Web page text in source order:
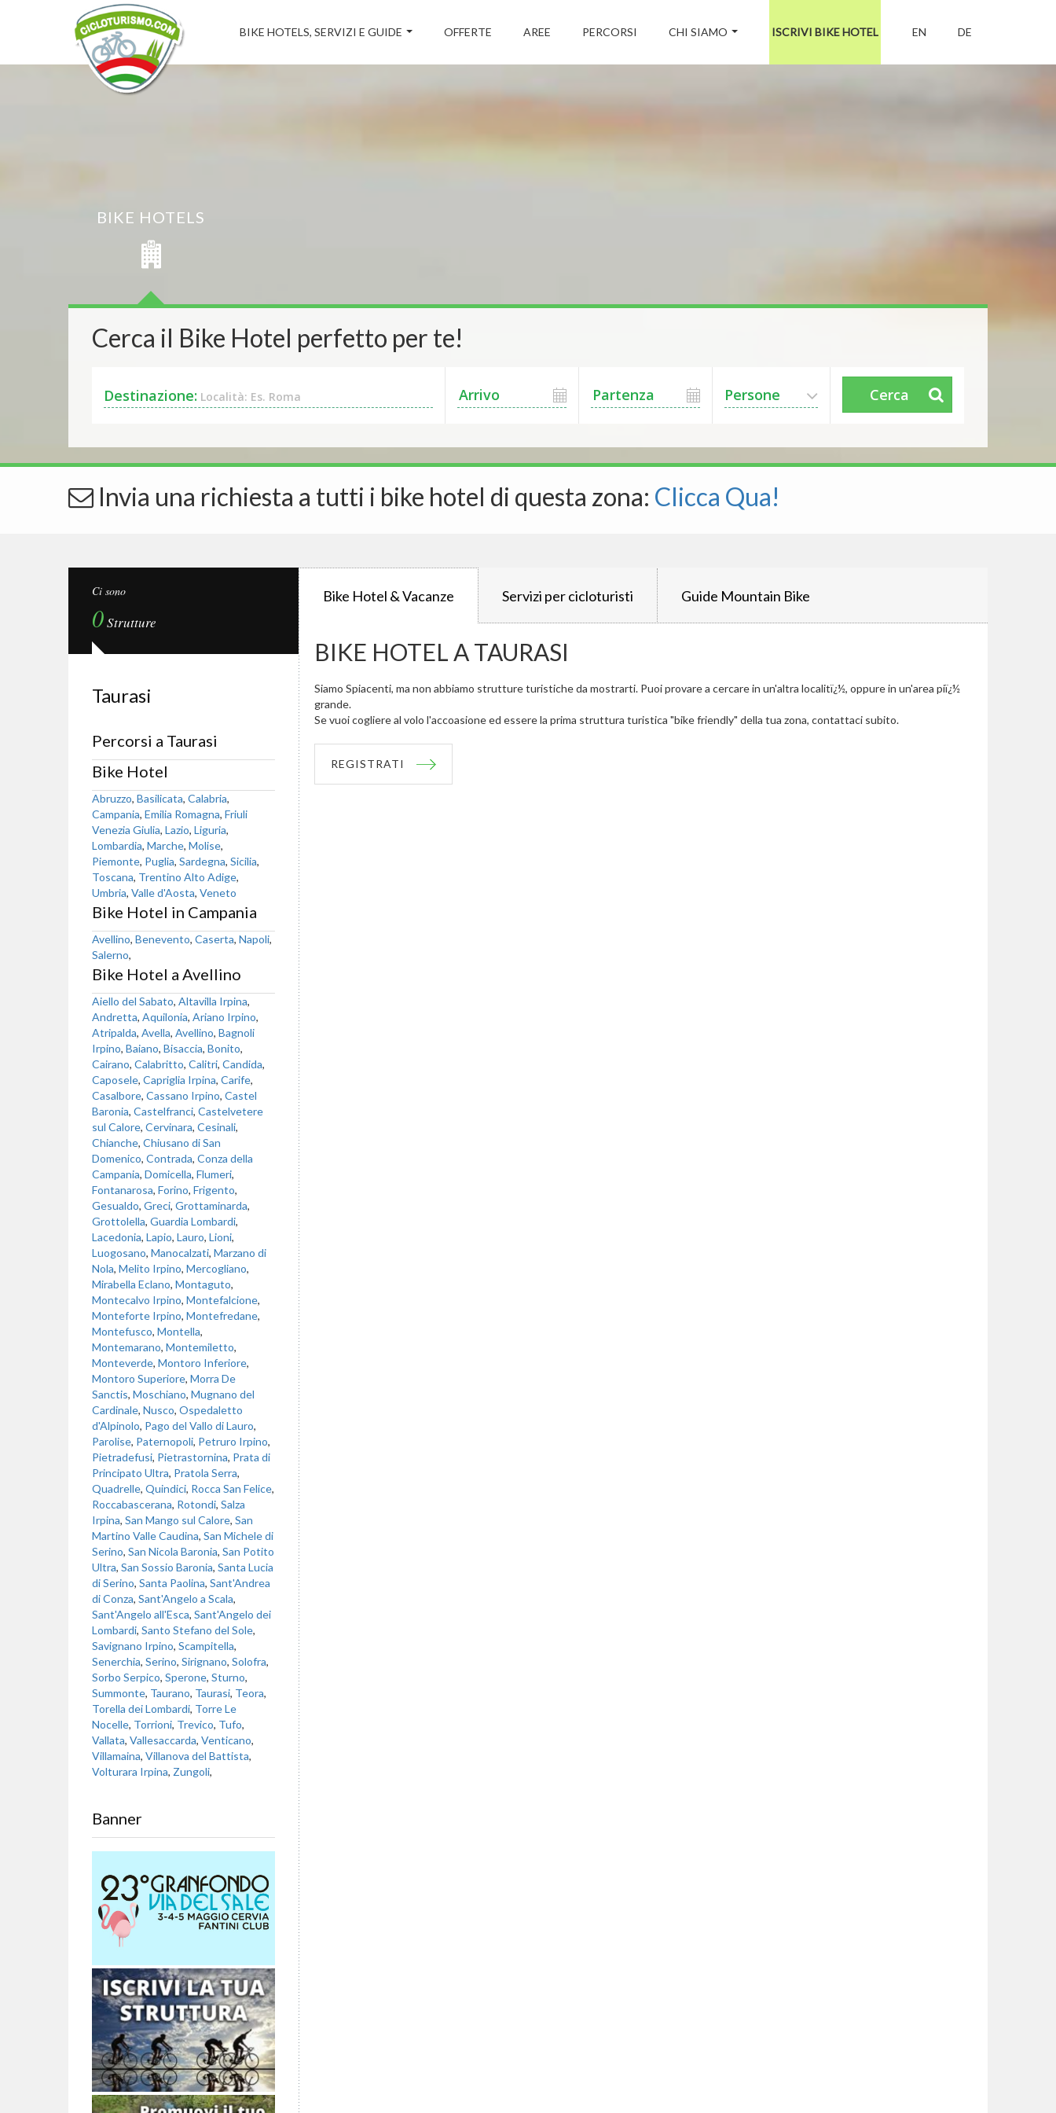
BIKE HOTELS, SERVIZI E GUIDE OFFERTE AREE PERCORSI CHI SIAMO ISCRIVI BIKE HOTEL EN DE
BIKE HOTELS
Cerca il Bike Hotel perfetto per te!
Destinazione: Località: Es. Roma Persone Cerca
Invia una richiesta a tutti i bike hotel di questa zona: Clicca Qua!
Bike Hotel & Vacanze Servizi per cicloturisti Guide Mountain Bike
BIKE HOTEL A TAURASI
Siamo Spiacenti, ma non abbiamo strutture turistiche da mostrarti. Puoi provare a cercare in un'altra localitï¿½, oppure in un'area piï¿½
grande.
Se vuoi cogliere al volo l'accoasione ed essere la prima struttura turistica "bike friendly" della tua zona, contattaci subito.
REGISTRATI
Ci sono
0Strutture
Taurasi
Percorsi a Taurasi
Bike Hotel
Abruzzo, Basilicata, Calabria,
Campania, Emilia Romagna, Friuli
Venezia Giulia, Lazio, Liguria,
Lombardia, Marche, Molise,
Piemonte, Puglia, Sardegna, Sicilia,
Toscana, Trentino Alto Adige,
Umbria, Valle d'Aosta, Veneto
Bike Hotel in Campania
Avellino, Benevento, Caserta, Napoli,
Salerno,
Bike Hotel a Avellino
Aiello del Sabato, Altavilla Irpina,
Andretta, Aquilonia, Ariano Irpino,
Atripalda, Avella, Avellino, Bagnoli
Irpino, Baiano, Bisaccia, Bonito,
Cairano, Calabritto, Calitri, Candida,
Caposele, Capriglia Irpina, Carife,
Casalbore, Cassano Irpino, Castel
Baronia, Castelfranci, Castelvetere
sul Calore, Cervinara, Cesinali,
Chianche, Chiusano di San
Domenico, Contrada, Conza della
Campania, Domicella, Flumeri,
Fontanarosa, Forino, Frigento,
Gesualdo, Greci, Grottaminarda,
Grottolella, Guardia Lombardi,
Lacedonia, Lapio, Lauro, Lioni,
Luogosano, Manocalzati, Marzano di
Nola, Melito Irpino, Mercogliano,
Mirabella Eclano, Montaguto,
Montecalvo Irpino, Montefalcione,
Monteforte Irpino, Montefredane,
Montefusco, Montella,
Montemarano, Montemiletto,
Monteverde, Montoro Inferiore,
Montoro Superiore, Morra De
Sanctis, Moschiano, Mugnano del
Cardinale, Nusco, Ospedaletto
d'Alpinolo, Pago del Vallo di Lauro,
Parolise, Paternopoli, Petruro Irpino,
Pietradefusi, Pietrastornina, Prata di
Principato Ultra, Pratola Serra,
Quadrelle, Quindici, Rocca San Felice,
Roccabascerana, Rotondi, Salza
Irpina, San Mango sul Calore, San
Martino Valle Caudina, San Michele di
Serino, San Nicola Baronia, San Potito
Ultra, San Sossio Baronia, Santa Lucia
di Serino, Santa Paolina, Sant'Andrea
di Conza, Sant'Angelo a Scala,
Sant'Angelo all'Esca, Sant'Angelo dei
Lombardi, Santo Stefano del Sole,
Savignano Irpino, Scampitella,
Senerchia, Serino, Sirignano, Solofra,
Sorbo Serpico, Sperone, Sturno,
Summonte, Taurano, Taurasi, Teora,
Torella dei Lombardi, Torre Le
Nocelle, Torrioni, Trevico, Tufo,
Vallata, Vallesaccarda, Venticano,
Villamaina, Villanova del Battista,
Volturara Irpina, Zungoli,
Banner